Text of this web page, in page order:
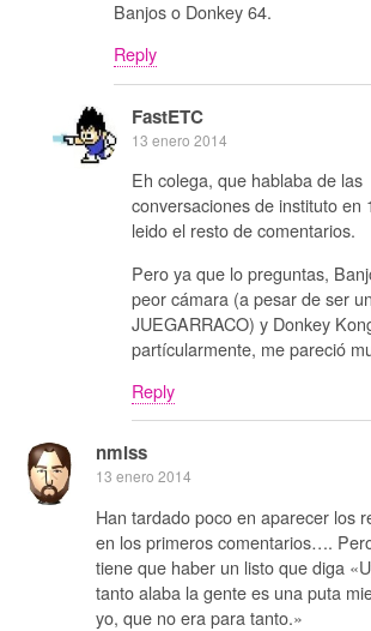
Banjos o Donkey 64.
Reply
FastETC
13 enero 2014
Eh colega, que hablaba de las
conversaciones de instituto en
leido el resto de comentarios.
Pero ya que lo preguntas,
peor cámara (a pesar de ser
JUEGARRACO) y Donkey
partícularmente, me pareció
Reply
nmlss
13 enero 2014
Han tardado poco en aparecer los
en los primeros comentarios….
tiene que haber un listo que diga
tanto alaba la gente es una puta
yo, que no era para tanto.»